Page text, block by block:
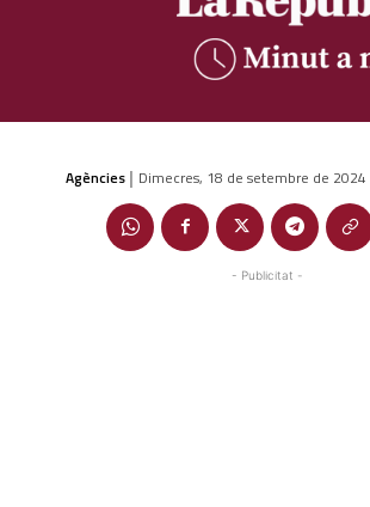
Agències | Dimecres, 18 de setembre de 2024
- Publicitat -